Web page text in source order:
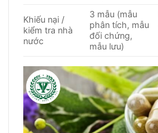
Khiếu nại /
kiểm tra nhà
nước
3 mẫu (mẫu
phân tích, mẫu
đối chứng,
mẫu lưu)